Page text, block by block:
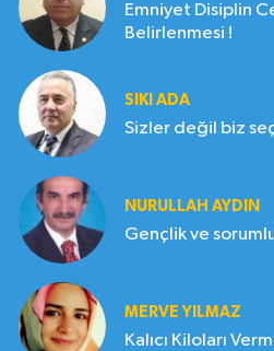
Emniyet Disiplin
Belirlenmesi !
SIKI ADA
Sizler değil biz
NURULLAH AYDIN
Gençlik ve
MERVE YILMAZ
Kalıcı Kiloları